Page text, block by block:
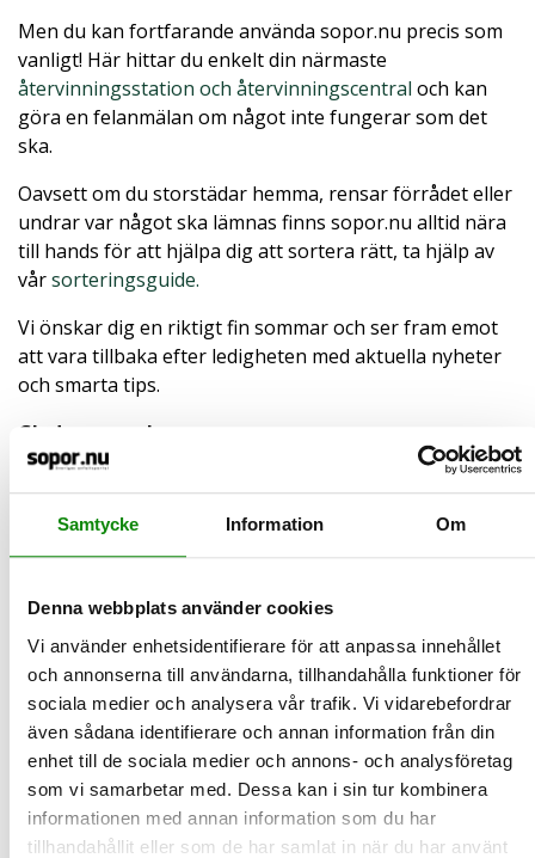
Samtycke Information Om
Denna webbplats använder cookies
Vi använder enhetsidentifierare för att anpassa innehållet
och annonserna till användarna, tillhandahålla funktioner för
sociala medier och analysera vår trafik. Vi vidarebefordrar
även sådana identifierare och annan information från din
enhet till de sociala medier och annons- och analysföretag
som vi samarbetar med. Dessa kan i sin tur kombinera
informationen med annan information som du har
tillhandahållit eller som de har samlat in när du har använt
Men du kan fortfarande använda sopor.nu precis som
vanligt! Här hittar du enkelt din närmaste
återvinningsstation och återvinningscentral och kan
göra en felanmälan om något inte fungerar som det
ska.
Oavsett om du storstädar hemma, rensar förrådet eller
undrar var något ska lämnas finns sopor.nu alltid nära
till hands för att hjälpa dig att sortera rätt, ta hjälp av
vårsorteringsguide.
Vi önskar dig en riktigt fin sommar och ser fram emot
att vara tillbaka efter ledigheten med aktuella nyheter
och smarta tips.
Glad sommar!
2026-07-02
Vi tar en semesterpaus – men sopor.nu
Nu går vi på sommarledighet och därför tar både nyhetsflödet
och vår infomail en liten paus.
LÄS MER
2026-06-29
Säg nej till onödig lukt och flugor
Sedan en tid tillbaka är det lag på att matavfall ska sorteras ut
separat. För många är det redan en självklar del a…